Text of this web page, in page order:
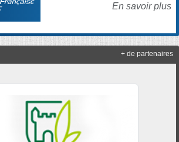
En savoir plus
+ de partenaires